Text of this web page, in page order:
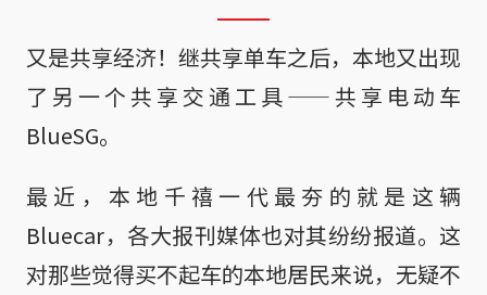
又是共享经济！继共享单车之后，本地又出现
了另一个共享交通工具——共享电动车
BlueSG。
最近，本地千禧一代最夯的就是这辆
Bluecar，各大报刊媒体也对其纷纷报道。这
对那些觉得买不起车的本地居民来说，无疑不